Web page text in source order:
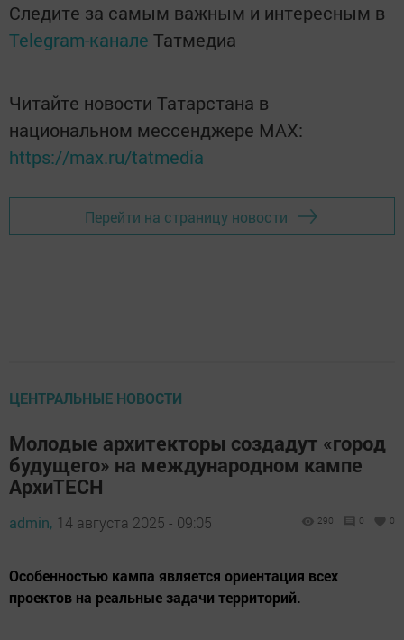
Следите за самым важным и интересным в
Telegram-канале Татмедиа
Читайте новости Татарстана в
национальном мессенджере MАХ:
https://max.ru/tatmedia
Перейти на страницу новости
ЦЕНТРАЛЬНЫЕ НОВОСТИ
Молодые архитекторы создадут «город
будущего» на международном кампе
АрхиTECH
admin, 14 августа 2025 - 09:05 290 0 0
Особенностью кампа является ориентация всех
проектов на реальные задачи территорий.